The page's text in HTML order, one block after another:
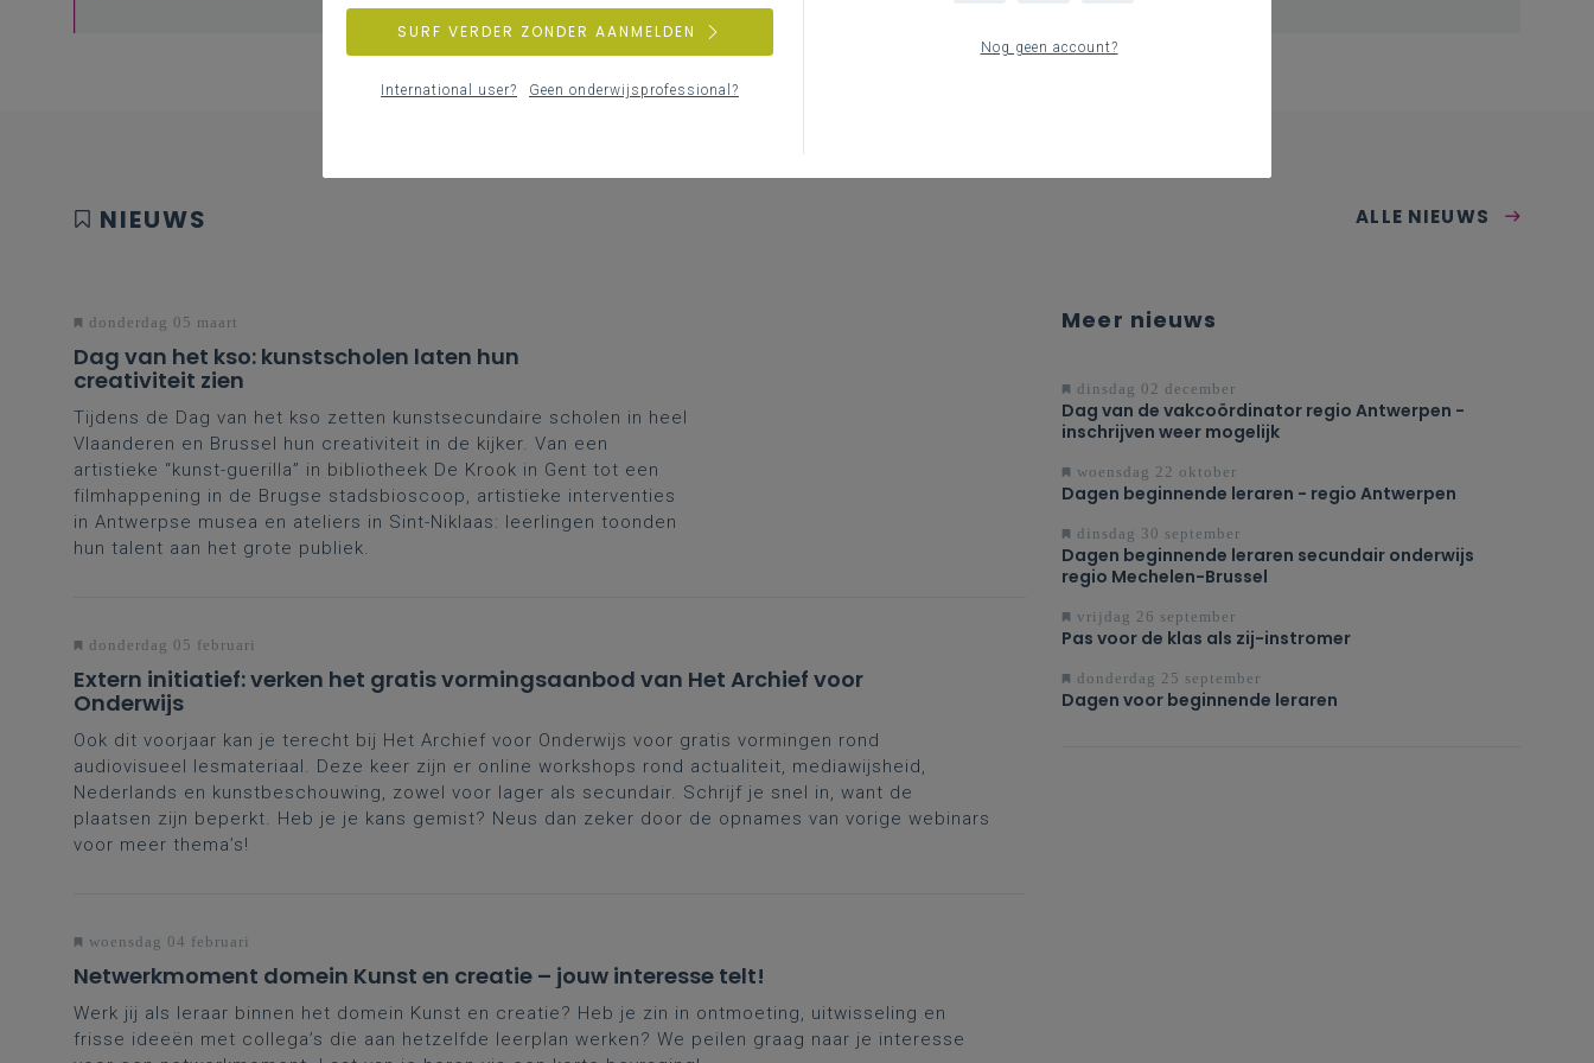
NIEUWS ALLE NIEUWS
donderdag 05 maart
Dag van het kso: kunstscholen laten hun
creativiteit zien
Tijdens de Dag van het kso zetten kunstsecundaire scholen in heel
Vlaanderen en Brussel hun creativiteit in de kijker. Van een
artistieke “kunst-guerilla” in bibliotheek De Krook in Gent tot een
filmhappening in de Brugse stadsbioscoop, artistieke interventies
in Antwerpse musea en ateliers in Sint-Niklaas: leerlingen toonden
hun talent aan het grote publiek.
donderdag 05 februari
Extern initiatief: verken het gratis vormingsaanbod van Het Archief voor
Onderwijs
Ook dit voorjaar kan je terecht bij Het Archief voor Onderwijs voor gratis vormingen rond
audiovisueel lesmateriaal. Deze keer zijn er online workshops rond actualiteit, mediawijsheid,
Nederlands en kunstbeschouwing, zowel voor lager als secundair. Schrijf je snel in, want de
plaatsen zijn beperkt. Heb je je kans gemist? Neus dan zeker door de opnames van vorige webinars
voor meer thema’s!
woensdag 04 februari
Netwerkmoment domein Kunst en creatie – jouw interesse telt!
Werk jij als leraar binnen het domein Kunst en creatie? Heb je zin in ontmoeting, uitwisseling en
frisse ideeën met collega’s die aan hetzelfde leerplan werken? We peilen graag naar je interesse
Meer nieuws
dinsdag 02 december
Dag van de vakcoördinator regio Antwerpen -
inschrijven weer mogelijk
woensdag 22 oktober
Dagen beginnende leraren - regio Antwerpen
dinsdag 30 september
Dagen beginnende leraren secundair onderwijs
regio Mechelen-Brussel
vrijdag 26 september
Pas voor de klas als zij-instromer
donderdag 25 september
Dagen voor beginnende leraren
Nog geen account?
SURF VERDER ZONDER AANMELDEN
International user? Geen onderwijsprofessional?